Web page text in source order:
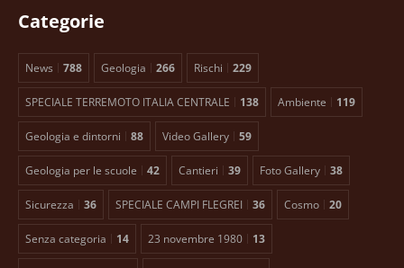
Categorie
News 788 Geologia 266 Rischi 229
SPECIALE TERREMOTO ITALIA CENTRALE 138 Ambiente 119
Geologia e dintorni 88 Video Gallery 59
Geologia per le scuole 42 Cantieri 39 Foto Gallery 38
Sicurezza 36 SPECIALE CAMPI FLEGREI 36 Cosmo 20
Senza categoria 14 23 novembre 1980 13